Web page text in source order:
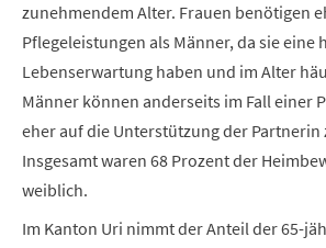
zunehmendem Alter. Frauen benötigen
Pflegeleistungen als Männer, da sie eine
Lebenserwartung haben und im Alter
Männer können anderseits im Fall einer
eher auf die Unterstützung der
Insgesamt waren 68 Prozent der
weiblich.
Im Kanton Uri nimmt der Anteil der 65-